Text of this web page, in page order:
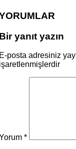
yanıt yazın
posta adresiniz
*